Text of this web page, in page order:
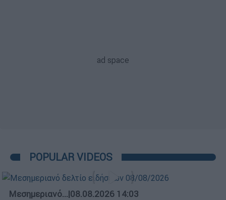
POPULAR VIDEOS
Μεσημεριανό...|08.08.2026 14:03